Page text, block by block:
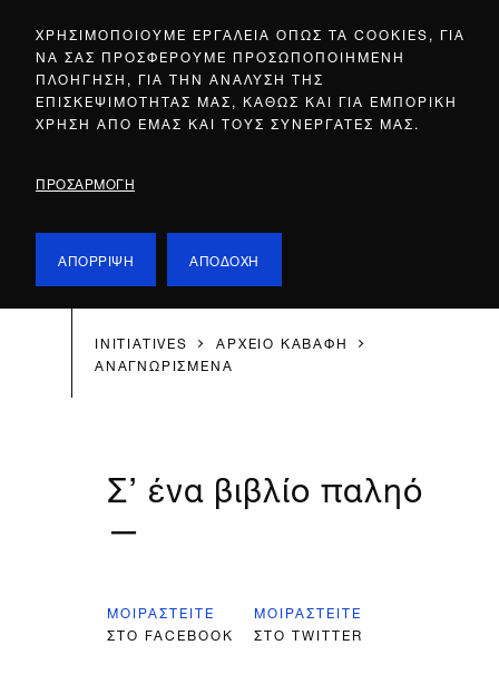
ΧΡΗΣΙΜΟΠΟΙΟΥΜΕ ΕΡΓΑΛΕΙΑ ΟΠΩΣ ΤΑ COOKIES, ΓΙΑ
ΝΑ ΣΑΣ ΠΡΟΣΦΕΡΟΥΜΕ ΠΡΟΣΩΠΟΠΟΙΗΜΕΝΗ
ΠΛΟΗΓΗΣΗ, ΓΙΑ ΤΗΝ ΑΝΑΛΥΣΗ ΤΗΣ
ΕΠΙΣΚΕΨΙΜΟΤΗΤΑΣ ΜΑΣ, ΚΑΘΩΣ ΚΑΙ ΓΙΑ ΕΜΠΟΡΙΚΗ
ΧΡΗΣΗ ΑΠΟ ΕΜΑΣ ΚΑΙ ΤΟΥΣ ΣΥΝΕΡΓΑΤΕΣ ΜΑΣ.
ΠΡΟΣΑΡΜΟΓΗ
ΑΠΟΡΡΙΨΗ ΑΠΟΔΟΧΗ
INITIATIVES
ΑΡΧΕΙΟ ΚΑΒΑΦΗ
ΑΝΑΓΝΩΡΙΣΜΕΝΑ
Σ’ ένα βιβλίο παληό
—
ΜΟΙΡΑΣΤΕΊΤΕ
ΣΤΟ FACEBOOK
ΜΟΙΡΑΣΤΕΊΤΕ
ΣΤΟ TWITTER